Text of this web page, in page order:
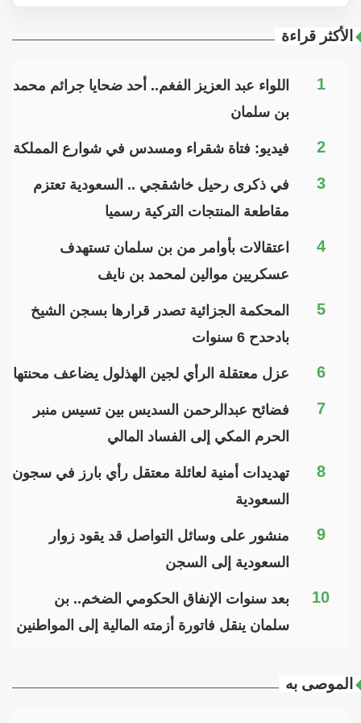
الأكثر قراءة
1
اللواء عبد العزيز الفغم.. أحد ضحايا جرائم محمد
بن سلمان
2 فيديو: فتاة شقراء ومسدس في شوارع المملكة
3
في ذكرى رحيل خاشقجي .. السعودية تعتزم
مقاطعة المنتجات التركية رسميا
4
اعتقالات بأوامر من بن سلمان تستهدف
عسكريين موالين لمحمد بن نايف
5
المحكمة الجزائية تصدر قرارها بسجن الشيخ
بادحدح 6 سنوات
6 عزل معتقلة الرأي لجين الهذلول يضاعف محنتها
7
فضائح عبدالرحمن السديس بين تسيس منبر
الحرم المكي إلى الفساد المالي
8
تهديدات أمنية لعائلة معتقل رأي بارز في سجون
السعودية
9
منشور على وسائل التواصل قد يقود زوار
السعودية إلى السجن
10
بعد سنوات الإنفاق الحكومي الضخم.. بن
سلمان ينقل فاتورة أزمته المالية إلى المواطنين
الموصى به